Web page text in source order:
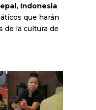
Indonesia
que harán
de la cultura de